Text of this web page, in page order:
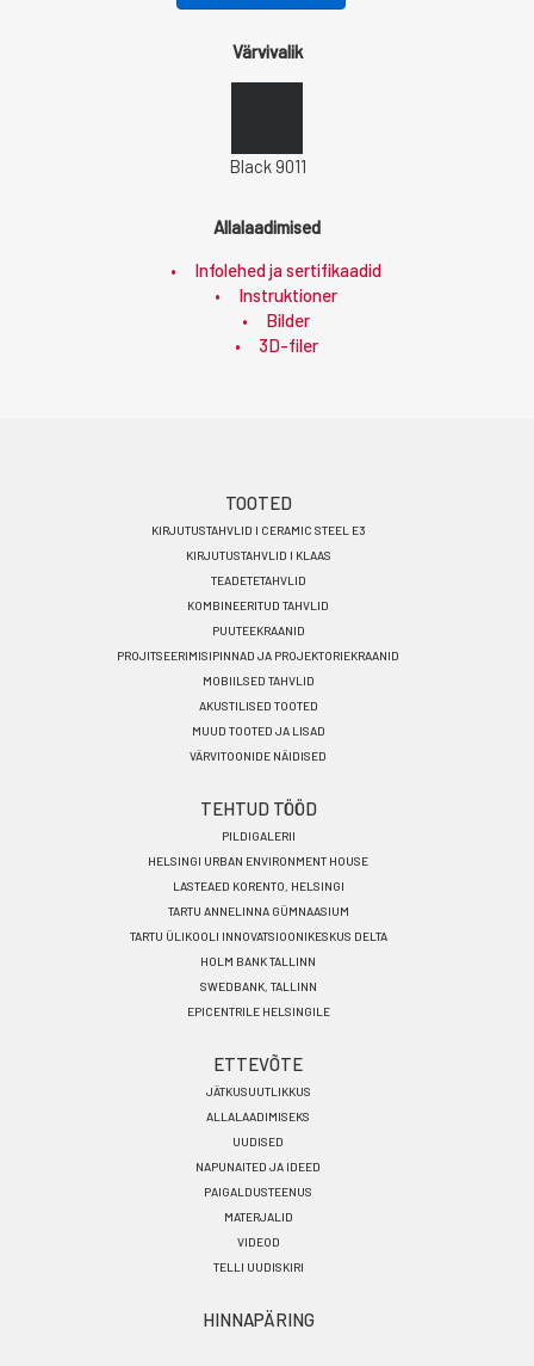
Värvivalik
Black 9011
Allalaadimised
Infolehed ja sertifikaadid
Instruktioner
Bilder
3D-filer
TOOTED
KIRJUTUSTAHVLID I CERAMIC STEEL E3
KIRJUTUSTAHVLID I KLAAS
TEADETETAHVLID
KOMBINEERITUD TAHVLID
PUUTEEKRAANID
PROJITSEERIMISIPINNAD JA PROJEKTORIEKRAANID
MOBIILSED TAHVLID
AKUSTILISED TOOTED
MUUD TOOTED JA LISAD
VÄRVITOONIDE NÄIDISED
TEHTUD TÖÖD
PILDIGALERII
HELSINGI URBAN ENVIRONMENT HOUSE
LASTEAED KORENTO, HELSINGI
TARTU ANNELINNA GÜMNAASIUM
TARTU ÜLIKOOLI INNOVATSIOONIKESKUS DELTA
HOLM BANK TALLINN
SWEDBANK, TALLINN
EPICENTRILE HELSINGILE
ETTEVÕTE
JÄTKUSUUTLIKKUS
ALLALAADIMISEKS
UUDISED
NAPUNAITED JA IDEED
PAIGALDUSTEENUS
MATERJALID
VIDEOD
TELLI UUDISKIRI
HINNAPÄRING